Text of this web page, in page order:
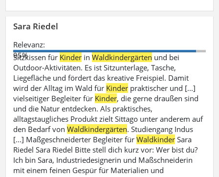
Sara Riedel
Relevanz:
95%
Sitzkissen für Kinder inWaldkindergärten und bei
Outdoor-Aktivitäten. Es ist Sitzunterlage, Tasche,
Liegefläche und fördert das kreative Freispiel. Damit
wird der Alltag im Wald für Kinder praktischer und [...]
vielseitiger Begleiter für Kinder, die gerne draußen sind
und die Natur entdecken. Als praktisches,
alltagstaugliches Produkt zielt Sittago unter anderem auf
den Bedarf vonWaldkindergärten. Studiengang Indus
[...] Maßgeschneiderter Begleiter fürWaldkinder Sara
Riedel Sara Riedel Bitte stell dich kurz vor: Wer bist du?
Ich bin Sara, Industriedesignerin und Maßschneiderin
mit einem feinen Gespür für Materialien und